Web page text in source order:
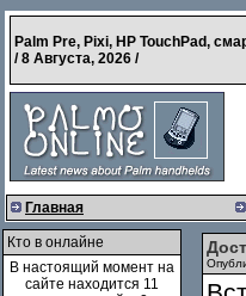
Palm Pre, Pixi, HP TouchPad,
/8 Августа, 2026 /
Главная
Кто в онлайне
В настоящий момент на
сайте находится 11